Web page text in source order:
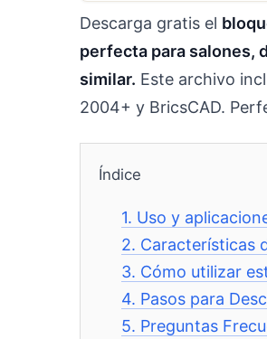
Descarga gratis el
perfecta para salones,
similar. Este archivo
2004+ y BricsCAD.
Índice
1. Uso y
2. Características
3. Cómo utilizar
4. Pasos para
5. Preguntas